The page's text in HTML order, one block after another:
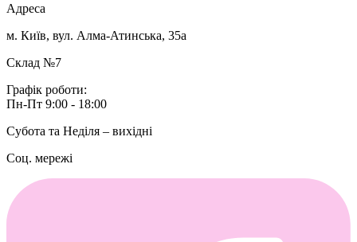
Адреса
м. Київ, вул. Алма-Атинська, 35а
Склад №7
Графік роботи:
Пн-Пт 9:00 - 18:00
Субота та Неділя – вихідні
Соц. мережі